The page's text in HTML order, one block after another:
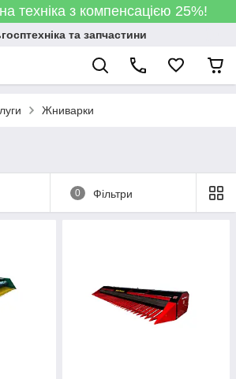
техніка з компенсацією 25%!
та запчастини
Жниварки
0 Фільтри